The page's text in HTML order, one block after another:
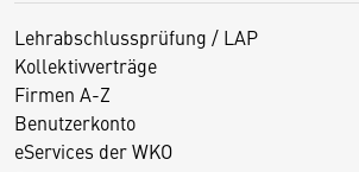
Lehrabschlussprüfung / LAP
Kollektivverträge
Firmen A-Z
Benutzerkonto
eServices der WKO